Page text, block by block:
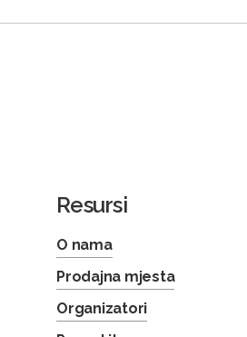
Resursi
O nama
Prodajna mjesta
Organizatori